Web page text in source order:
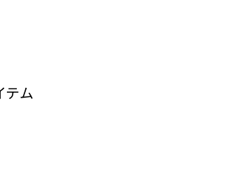
テム